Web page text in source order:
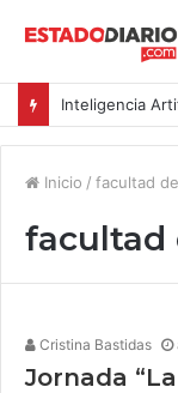
Inicio / facultad
facultad
Cristina Bastidas
Jornada